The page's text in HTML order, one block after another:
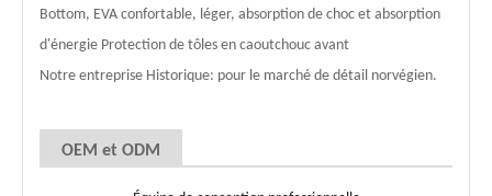
Bottom, EVA confortable, léger, absorption de choc et absorption
d'énergie Protection de tôles en caoutchouc avant
Notre entreprise Historique: pour le marché de détail norvégien.
OEM et ODM